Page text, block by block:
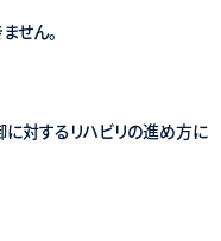
せん。
対するリハビリの進め方に